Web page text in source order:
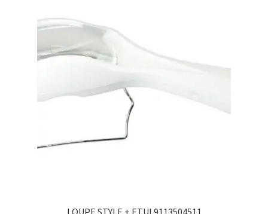
0.00 €
LOUPE STYLE + ETUI 9113504511